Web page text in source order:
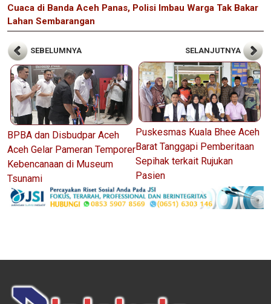
Cuaca di Banda Aceh Panas, Polisi Imbau Warga Tak Bakar
Lahan Sembarangan
SEBELUMNYA
BPBA dan Disbudpar Aceh
Aceh Gelar Pameran Temporer
Kebencanaan di Museum
Tsunami
SELANJUTNYA
Puskesmas Kuala Bhee Aceh
Barat Tanggapi Pemberitaan
Sepihak terkait Rujukan
Pasien